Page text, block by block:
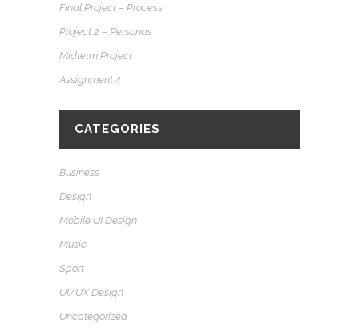
Final Project – Process
Project 2 – Personas
Midterm Project
Assignment 4
CATEGORIES
Business
Design
Mobile UI Design
Music
Sport
UI/UX Design
Uncategorized